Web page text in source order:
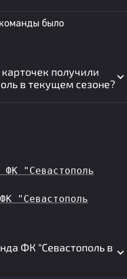
было
получили
в текущем сезоне?
"Севастополь
"Севастополь
ФК "Севастополь в